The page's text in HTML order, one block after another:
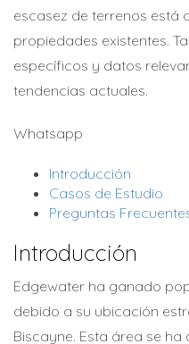
escasez de terrenos está
propiedades existentes.
específicos y datos
tendencias actuales.
Whatsapp
Introducción
Casos de Estudio
Preguntas
Introducción
Edgewater ha ganado
debido a su ubicación
Biscayne. Esta área se